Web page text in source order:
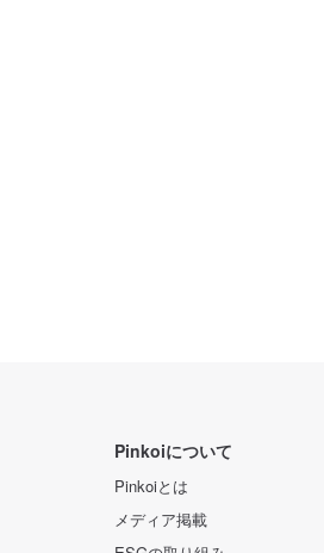
Pinkoiについて
Pinkoiとは
メディア掲載